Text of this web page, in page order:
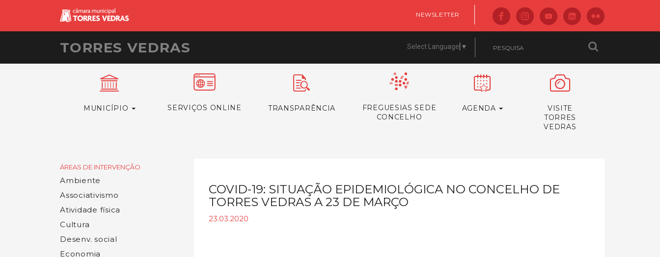
NEWSLETTER
TORRES VEDRAS Select Language ▼
MUNICÍPIO SERVIÇOS ONLINE TRANSPARÊNCIA
FREGUESIAS SEDE
CONCELHO
AGENDA
VISITE
TORRES
VEDRAS
ÁREAS DE INTERVENÇÃO
Ambiente
Associativismo
Atividade física
Cultura
Desenv. social
Economia
COVID-19: SITUAÇÃO EPIDEMIOLÓGICA NO CONCELHO DE
TORRES VEDRAS A 23 DE MARÇO
23.03.2020